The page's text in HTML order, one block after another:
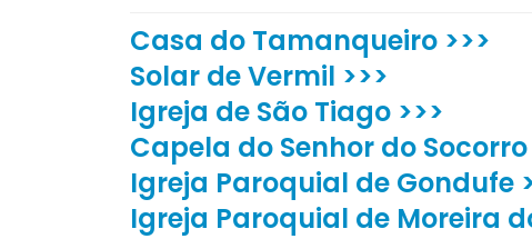
Casa do Tamanqueiro >>>
Solar de Vermil >>>
Igreja de São Tiago >>>
Capela do Senhor do Socorro
Igreja Paroquial de Gondufe
Igreja Paroquial de Moreira